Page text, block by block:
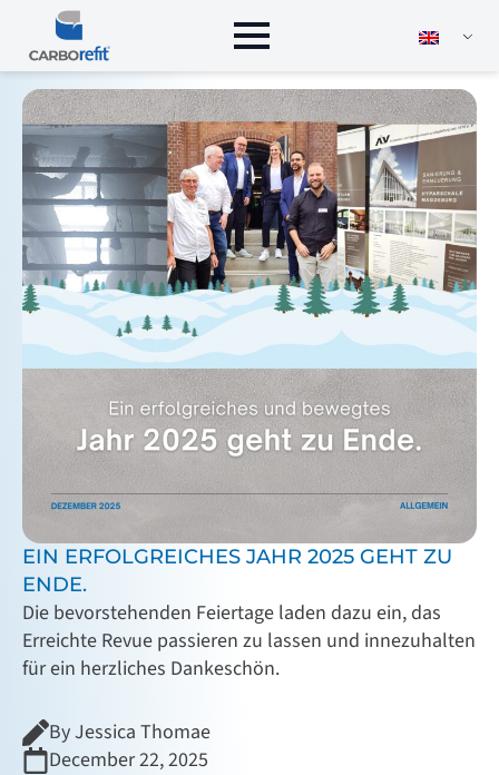
EIN ERFOLGREICHES JAHR 2025 GEHT ZU
ENDE.
Die bevorstehenden Feiertage laden dazu ein, das
Erreichte Revue passieren zu lassen und innezuhalten
für ein herzliches Dankeschön.
By Jessica Thomae
December 22, 2025